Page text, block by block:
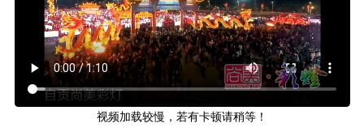
视频加载较慢，若有卡顿请稍等！